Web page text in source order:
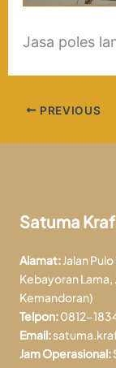
Jasa poles
PREVIOUS
Satuma
Alamat:Jalan
Kebayoran Lama,
Kemandoran)
Telpon:0812-
Email:
Jam Operasional: